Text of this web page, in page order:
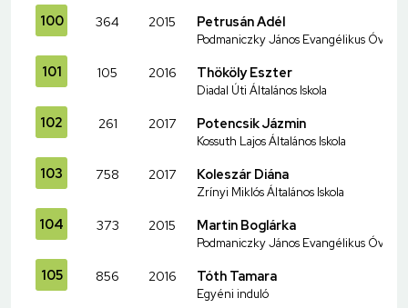
100 364 2015 Petrusán Adél
Podmaniczky János Evangélikus Óvoda
101 105 2016 Thököly Eszter
Diadal Úti Általános Iskola
102 261 2017 Potencsik Jázmin
Kossuth Lajos Általános Iskola
103 758 2017 Koleszár Diána
Zrínyi Miklós Általános Iskola
104 373 2015 Martin Boglárka
Podmaniczky János Evangélikus Óvoda
105 856 2016 Tóth Tamara
Egyéni induló